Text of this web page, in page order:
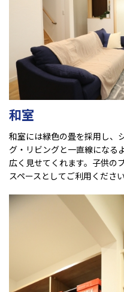
和室
和室には緑色の畳を採用し、
グ・リビングと一直線になる
広く見せてくれます。子供の
スペースとしてご利用ください